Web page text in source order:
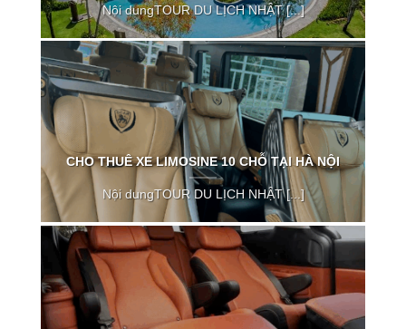
Nội dungTOUR DU LỊCH NHẬT [...]
CHO THUÊ XE LIMOSINE 10 CHỖ TẠI HÀ NỘI
Nội dungTOUR DU LỊCH NHẬT [...]